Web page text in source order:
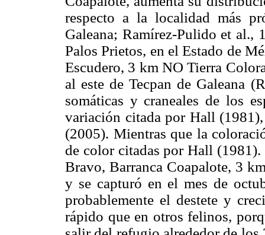
respecto a la localidad más
Galeana; Ramírez-Pulido et al.,
Palos Prietos, en el Estado de
Escudero, 3 km NO Tierra
al este de Tecpan de Galeana
somáticas y craneales de los
variación citada por Hall
(2005). Mientras que la
de color citadas por Hall
Bravo, Barranca Coapalote, 3
y se capturó en el mes de
probablemente el destete y
rápido que en otros felinos,